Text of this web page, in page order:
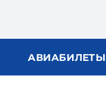
АВИАБИЛЕТЫ